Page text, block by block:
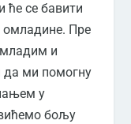
ће се бавити
Пре
и
ми помогну
у
бољу